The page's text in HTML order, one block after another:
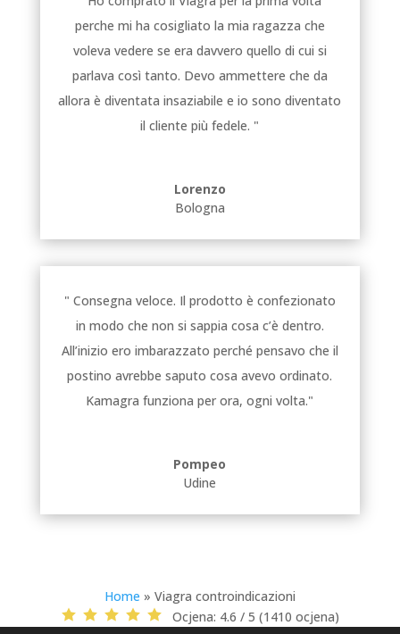
perche mi ha cosigliato la mia ragazza che
voleva vedere se era davvero quello di cui si
parlava così tanto. Devo ammettere che da
allora è diventata insaziabile e io sono diventato
il cliente più fedele. "
Lorenzo
Bologna
" Consegna veloce. Il prodotto è confezionato
in modo che non si sappia cosa c’è dentro.
All’inizio ero imbarazzato perché pensavo che il
postino avrebbe saputo cosa avevo ordinato.
Kamagra funziona per ora, ogni volta."
Pompeo
Udine
Home » Viagra controindicazioni
Ocjena: 4.6 / 5 (1410 ocjena)